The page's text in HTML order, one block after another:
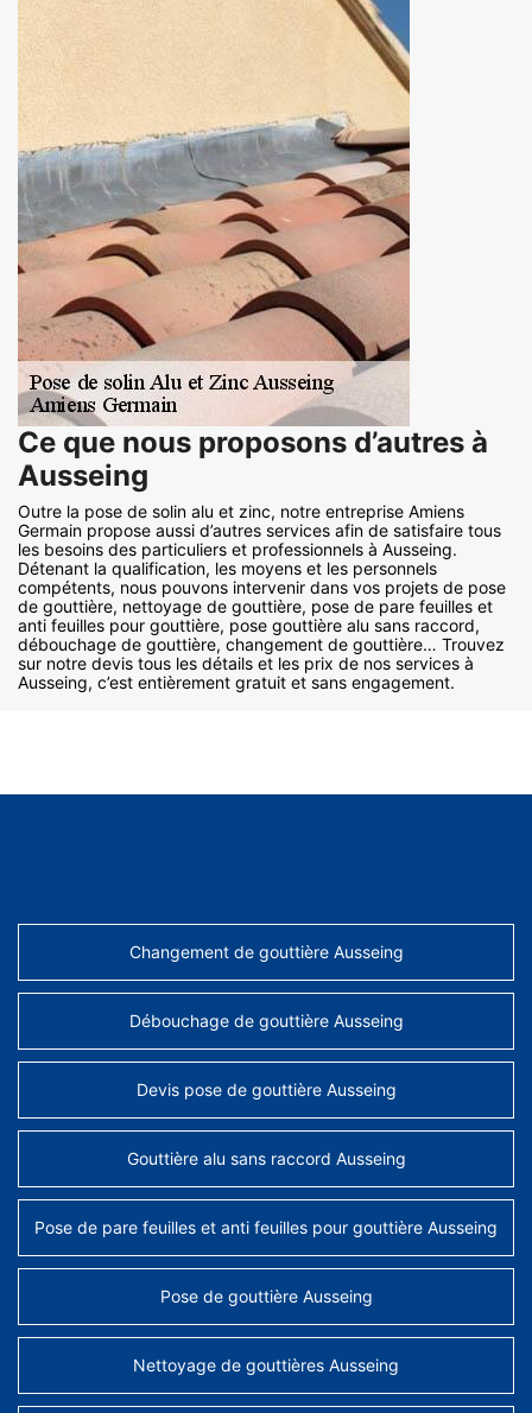
Ce que nous proposons d’autres à
Ausseing
Outre la pose de solin alu et zinc, notre entreprise Amiens
Germain propose aussi d’autres services afin de satisfaire tous
les besoins des particuliers et professionnels à Ausseing.
Détenant la qualification, les moyens et les personnels
compétents, nous pouvons intervenir dans vos projets de pose
de gouttière, nettoyage de gouttière, pose de pare feuilles et
anti feuilles pour gouttière, pose gouttière alu sans raccord,
débouchage de gouttière, changement de gouttière… Trouvez
sur notre devis tous les détails et les prix de nos services à
Ausseing, c’est entièrement gratuit et sans engagement.
Changement de gouttière Ausseing
Débouchage de gouttière Ausseing
Devis pose de gouttière Ausseing
Gouttière alu sans raccord Ausseing
Pose de pare feuilles et anti feuilles pour gouttière Ausseing
Pose de gouttière Ausseing
Nettoyage de gouttières Ausseing